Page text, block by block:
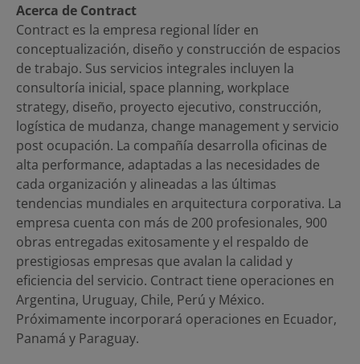
Acerca de Contract
Contract es la empresa regional líder en
conceptualización, diseño y construcción de espacios
de trabajo. Sus servicios integrales incluyen la
consultoría inicial, space planning, workplace
strategy, diseño, proyecto ejecutivo, construcción,
logística de mudanza, change management y servicio
post ocupación. La compañía desarrolla oficinas de
alta performance, adaptadas a las necesidades de
cada organización y alineadas a las últimas
tendencias mundiales en arquitectura corporativa. La
empresa cuenta con más de 200 profesionales, 900
obras entregadas exitosamente y el respaldo de
prestigiosas empresas que avalan la calidad y
eficiencia del servicio. Contract tiene operaciones en
Argentina, Uruguay, Chile, Perú y México.
Próximamente incorporará operaciones en Ecuador,
Panamá y Paraguay.